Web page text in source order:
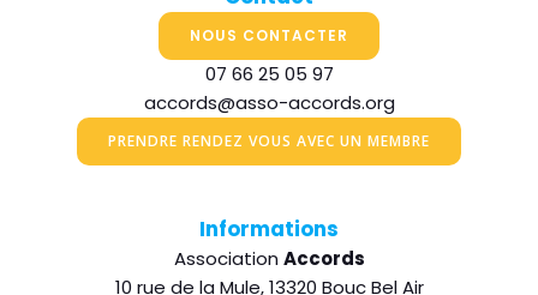
NOUS CONTACTER
07 66 25 05 97
accords@asso-accords.org
PRENDRE RENDEZ VOUS AVEC UN MEMBRE
Informations
Association Accords
10 rue de la Mule, 13320 Bouc Bel Air